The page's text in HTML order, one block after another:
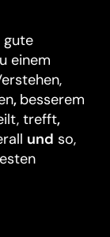
gute
einem
, besserem
trefft,
und so,